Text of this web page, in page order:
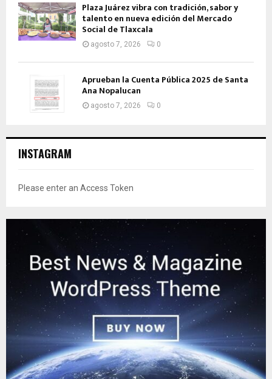
Plaza Juárez vibra con tradición, sabor y
talento en nueva edición del Mercado
Social de Tlaxcala
agosto 7, 2026 0
Aprueban la Cuenta Pública 2025 de Santa
Ana Nopalucan
agosto 7, 2026 0
INSTAGRAM
Please enter an Access Token